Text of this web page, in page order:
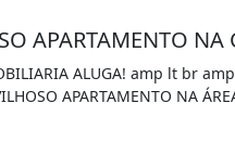
ALUGA! amp lt br
APARTAMENTO NA